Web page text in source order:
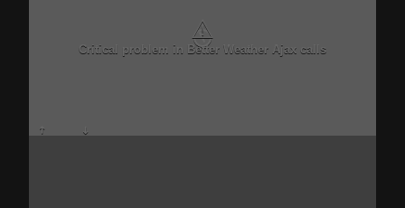
⚠
Critical problem in Better Weather Ajax calls